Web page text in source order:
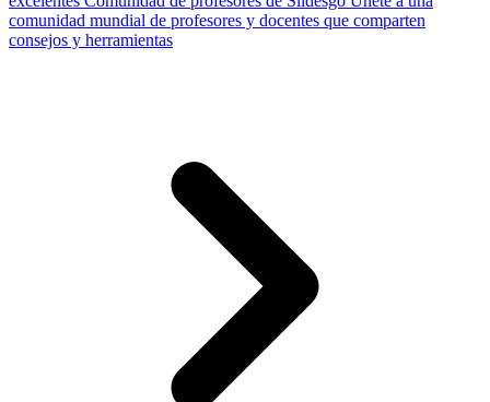
comunidad mundial de profesores y docentes que comparten
consejos y herramientas